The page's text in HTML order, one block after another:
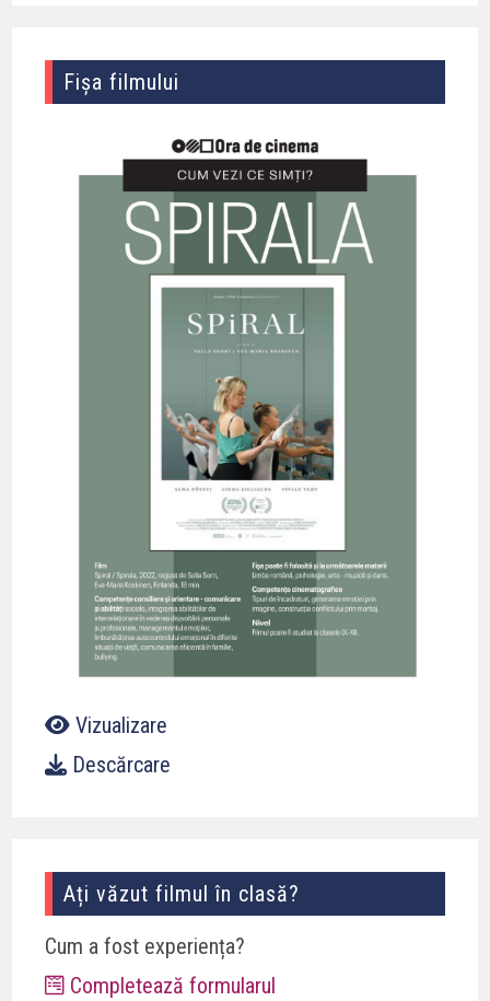
Fișa filmului
Vizualizare
Descărcare
Ați văzut filmul în clasă?
Cum a fost experiența?
Completează formularul